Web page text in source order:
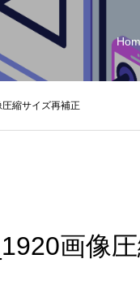
縮サイズ再補正
画像